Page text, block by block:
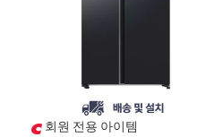
회원 전용 아이템